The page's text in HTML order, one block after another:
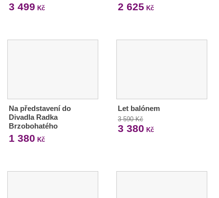
3 499 Kč 2 625 Kč
Na představení do
Divadla Radka
Brzobohatého
1 380 Kč
Let balónem
3 590 Kč
3 380 Kč